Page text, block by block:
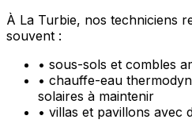
À La Turbie, nos techniciens
souvent :
• sous-sols et combles
• chauffe-eau
solaires à maintenir
• villas et pavillons avec